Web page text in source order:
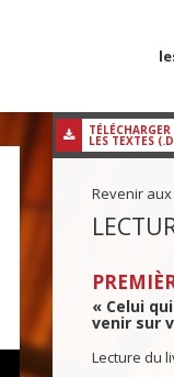
TÉLÉCHARGER
LES TEXTES
Revenir
« Celui
venir sur
Lecture du